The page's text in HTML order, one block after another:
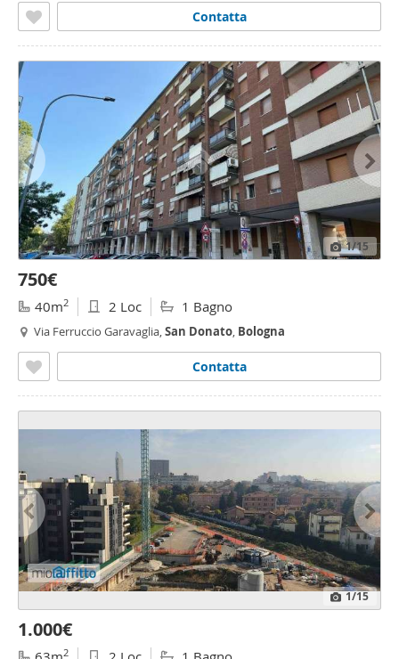
Contatta
1/15
750€
40m2 2 Loc 1 Bagno
Via Ferruccio Garavaglia,San Donato, Bologna
Contatta
1/15
1.000€
2